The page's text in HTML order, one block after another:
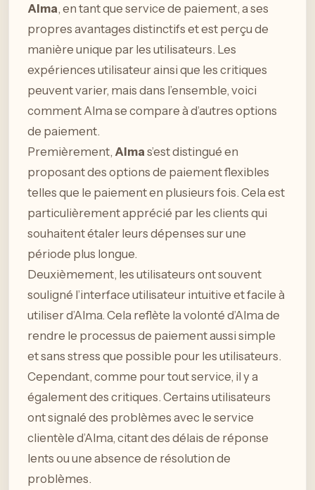
Alma, en tant que service de paiement, a ses
propres avantages distinctifs et est perçu de
manière unique par les utilisateurs. Les
expériences utilisateur ainsi que les critiques
peuvent varier, mais dans l’ensemble, voici
comment Alma se compare à d’autres options
de paiement.
Premièrement, Alma s’est distingué en
proposant des options de paiement flexibles
telles que le paiement en plusieurs fois. Cela est
particulièrement apprécié par les clients qui
souhaitent étaler leurs dépenses sur une
période plus longue.
Deuxièmement, les utilisateurs ont souvent
souligné l’interface utilisateur intuitive et facile à
utiliser d’Alma. Cela reflète la volonté d’Alma de
rendre le processus de paiement aussi simple
et sans stress que possible pour les utilisateurs.
Cependant, comme pour tout service, il y a
également des critiques. Certains utilisateurs
ont signalé des problèmes avec le service
clientèle d’Alma, citant des délais de réponse
lents ou une absence de résolution de
problèmes.